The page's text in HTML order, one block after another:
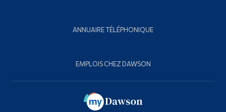
ANNUAIRE TÉLÉPHONIQUE
EMPLOIS CHEZ DAWSON